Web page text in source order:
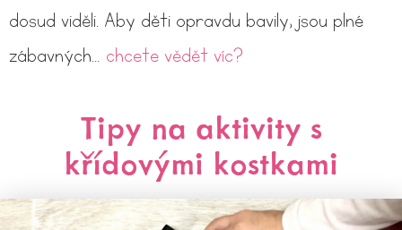
dosud viděli. Aby děti opravdu bavily, jsou plné
zábavných… chcete vědět víc?
Tipy na aktivity s
křídovými kostkami